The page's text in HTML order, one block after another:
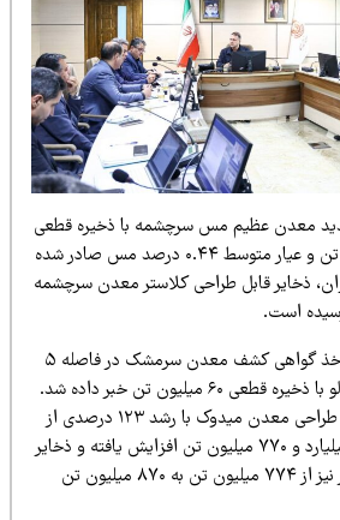
سرچشمه با ذخیره قطعی
۵ میلیارد و ۴۵۹ میلیون تن و عیار متوسط ۰.۴۴ درصد مس صادر شده
کلاستر معدن سرچشمه
در ادامه این گزارش، از اخذ گواهی کشف معدن سرمشک در فاصله ۵
کیلومتری جنوب شرق درآلو با ذخیره قطعی ۶۰ میلیون تن خبر داده شد.
افزون بر این، ذخایر قابل طراحی معدن میدوک با رشد ۱۲۳ درصدی از
تن به یک میلیارد و ۷۷۰ میلیون تن افزایش یافته و ذخایر
قابل طراحی معدن دره‌زار نیز از ۷۷۴ میلیون تن به ۸۷۰ میلیون تن